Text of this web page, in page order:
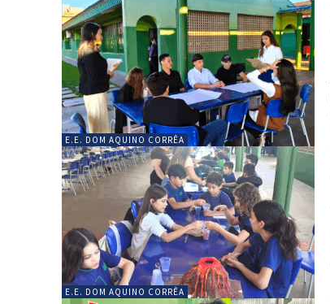
E.E. DOM AQUINO CORRÊA
E.E. DOM AQUINO CORRÊA